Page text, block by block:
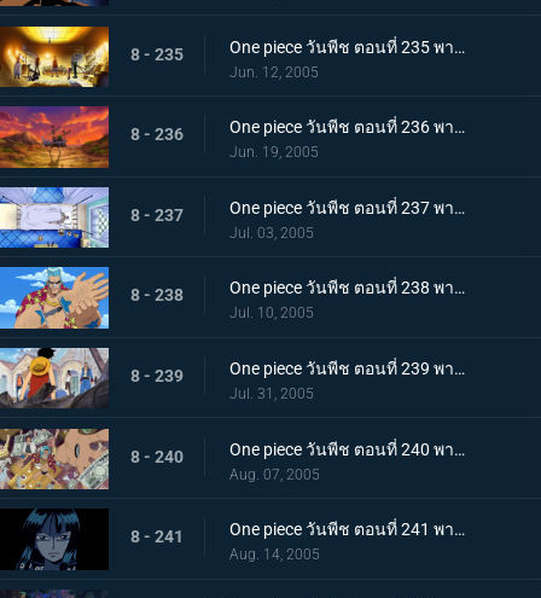
8 - 235 One piece วันพีช ตอนที่ 235 พากย์ไทย แตกคอใต้แสงจันทร์! ธงโจรสลัดที่โบกสะบัดต่อความเศร้า!
Jun. 12, 2005
8 - 236 One piece วันพีช ตอนที่ 236 พากย์ไทย ทิฐิลูกผู้ชายที่ไม่ลงรอย ลูฟี่ ปะทะ อุซป
Jun. 19, 2005
8 - 237 One piece วันพีช ตอนที่ 237 พากย์ไทย เมืองแห่งน้ำสั่นสะเทือน ไอซ์เบิร์กผู้ถูกหมายหัว
Jul. 03, 2005
8 - 238 One piece วันพีช ตอนที่ 238 พากย์ไทย มนุษย์ยาง ปะทะ ไซบอร์กพ่นไฟ
Jul. 10, 2005
8 - 239 One piece วันพีช ตอนที่ 239 พากย์ไทย คนร้ายคือกลุ่มโจรสลัดหมวกฟาง องค์รักษ์ของเมืองแห่งน้ำออกโรง
Jul. 31, 2005
8 - 240 One piece วันพีช ตอนที่ 240 พากย์ไทย การลาจากตลอดกาล หญิงสาวผู้นำพาความมืด นิโค โรบิ้น
Aug. 07, 2005
8 - 241 One piece วันพีช ตอนที่ 241 พากย์ไทย จับตัวโรบิ้น! การตัดสินใจของกลุ่มหมวกฟาง
Aug. 14, 2005